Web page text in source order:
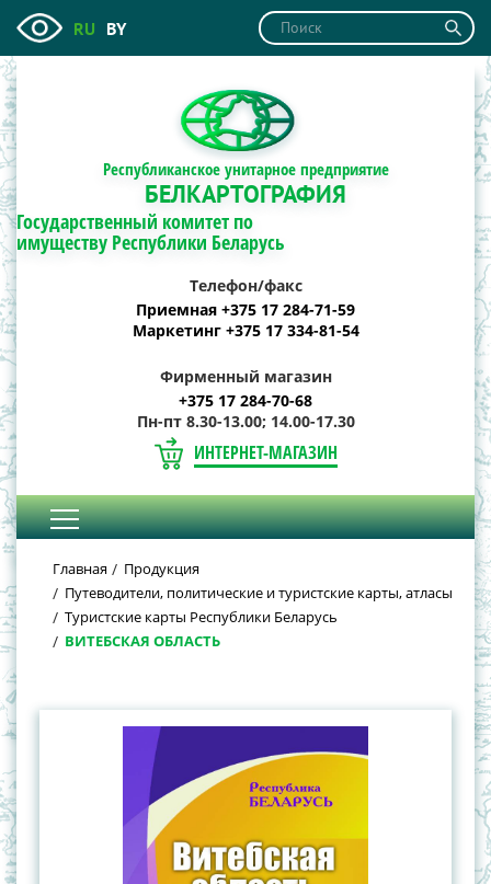
RU BY
Республиканское унитарное предприятие
БЕЛКАРТОГРАФИЯ
Государственный комитет по
имуществу Республики Беларусь
Телефон/факс
Приемная +375 17 284-71-59
Маркетинг +375 17 334-81-54
Фирменный магазин
+375 17 284-70-68
Пн-пт 8.30-13.00; 14.00-17.30
ИНТЕРНЕТ-МАГАЗИН
Главная
Продукция
Путеводители, политические и туристские карты, атласы
Туристские карты Республики Беларусь
ВИТЕБСКАЯ ОБЛАСТЬ